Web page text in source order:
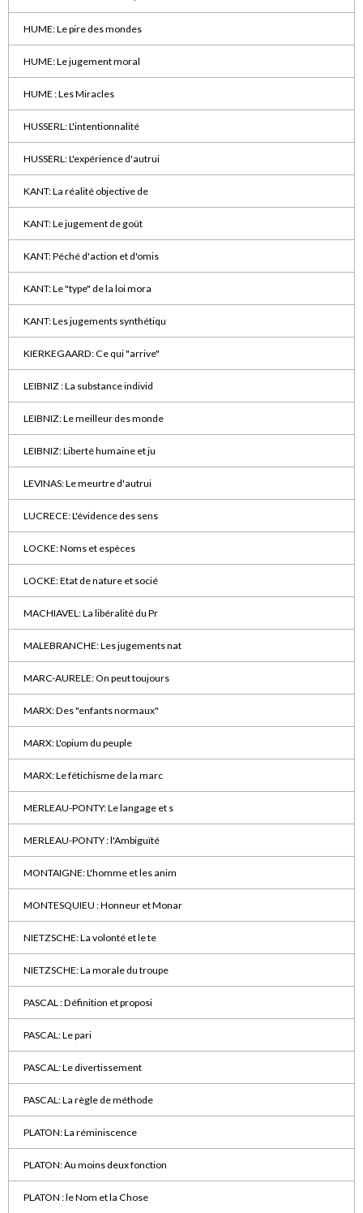
HUME: Le pire des mondes
HUME: Le jugement moral
HUME : Les Miracles
HUSSERL: L'intentionnalité
HUSSERL: L'expérience d'autrui
KANT: La réalité objective de
KANT: Le jugement de goüt
KANT: Péché d'action et d'omis
KANT: Le "type" de la loi mora
KANT: Les jugements synthétiqu
KIERKEGAARD: Ce qui "arrive"
LEIBNIZ : La substance individ
LEIBNIZ: Le meilleur des monde
LEIBNIZ: Liberté humaine et ju
LEVINAS: Le meurtre d'autrui
LUCRECE: L'évidence des sens
LOCKE: Noms et espèces
LOCKE: Etat de nature et socié
MACHIAVEL: La libéralité du Pr
MALEBRANCHE: Les jugements nat
MARC-AURELE: On peut toujours
MARX: Des "enfants normaux"
MARX: L'opium du peuple
MARX: Le fétichisme de la marc
MERLEAU-PONTY: Le langage et s
MERLEAU-PONTY : l'Ambiguïté
MONTAIGNE: L'homme et les anim
MONTESQUIEU : Honneur et Monar
NIETZSCHE: La volonté et le te
NIETZSCHE: La morale du troupe
PASCAL : Définition et proposi
PASCAL: Le pari
PASCAL: Le divertissement
PASCAL: La règle de méthode
PLATON: La réminiscence
PLATON: Au moins deux fonction
PLATON : le Nom et la Chose